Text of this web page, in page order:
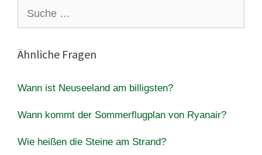
nach:
Ähnliche Fragen
Wann ist Neuseeland am billigsten?
Wann kommt der Sommerflugplan von Ryanair?
Wie heißen die Steine am Strand?